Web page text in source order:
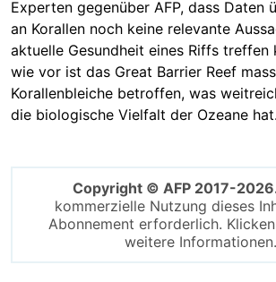
Experten gegenüber AFP, dass Daten
an Korallen noch keine relevante
aktuelle Gesundheit eines Riffs treffen
wie vor ist das Great Barrier Reef
Korallenbleiche betroffen, was
die biologische Vielfalt der Ozeane hat.
Copyright © AFP 2017-
kommerzielle Nutzung dieses
Abonnement erforderlich.
weitere Informationen.